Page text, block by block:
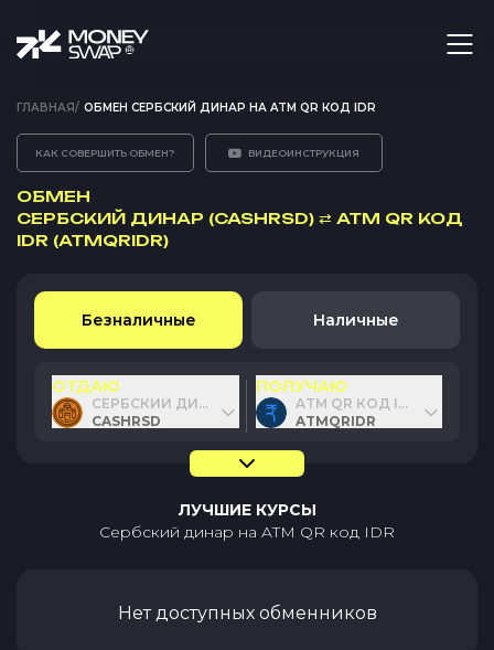
ГЛАВНАЯ/ ОБМЕН СЕРБСКИЙ ДИНАР НА ATM QR КОД IDR
КАК СОВЕРШИТЬ ОБМЕН? ВИДЕОИНСТРУКЦИЯ
ОБМЕН
СЕРБСКИЙ ДИНАР (CASHRSD) ⇄ ATM QR КОД
IDR (ATMQRIDR)
Безналичные Наличные
ОТДАЮ
СЕРБСКИЙ ДИНАР
CASHRSD
ПОЛУЧАЮ
ATM QR КОД IDR
ATMQRIDR
ЛУЧШИЕ КУРСЫ
Сербский динар на ATM QR код IDR
Нет доступных обменников